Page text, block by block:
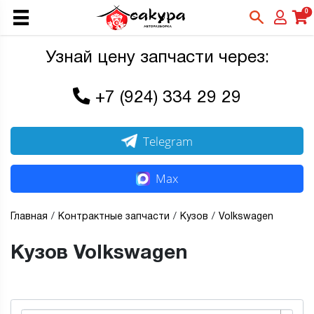
0
Узнай цену запчасти через:
+7 (924) 334 29 29
Telegram
Max
Главная Контрактные запчасти Кузов Volkswagen
Кузов Volkswagen